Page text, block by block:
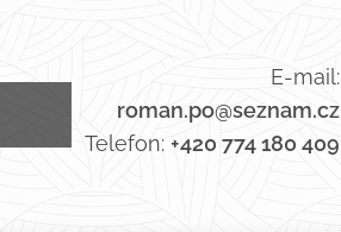
E-mail:
roman.po@seznam.cz
Telefon:+420 774 180 409